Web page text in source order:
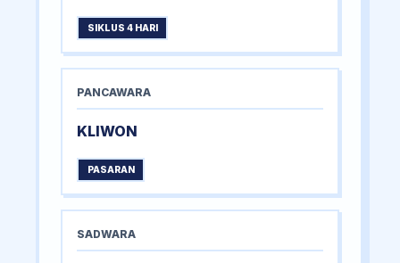
SIKLUS 4 HARI
PANCAWARA
KLIWON
PASARAN
SADWARA